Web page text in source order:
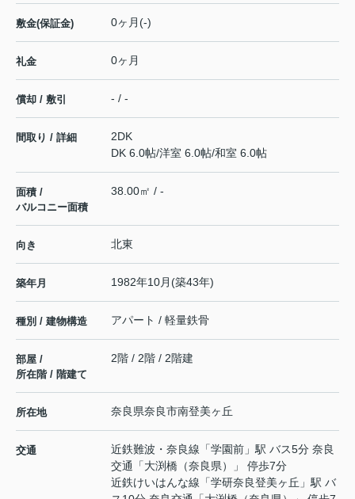
敷金(保証金) 0ヶ月(-)
礼金 0ヶ月
償却 / 敷引 - / -
間取り / 詳細
2DK
DK 6.0帖/洋室 6.0帖/和室 6.0帖
面積 /
バルコニー面積
38.00㎡ / -
向き 北東
築年月 1982年10月(築43年)
種別 / 建物構造 アパート / 軽量鉄骨
部屋 /
所在階 / 階建て
2階 / 2階 / 2階建
所在地 奈良県奈良市南登美ヶ丘
交通 近鉄難波・奈良線 「学園前 」駅 バス5分 奈良
交通「大渕橋（奈良県）」 停歩7分
近鉄けいはんな線 「学研奈良登美ヶ丘 」駅 バ